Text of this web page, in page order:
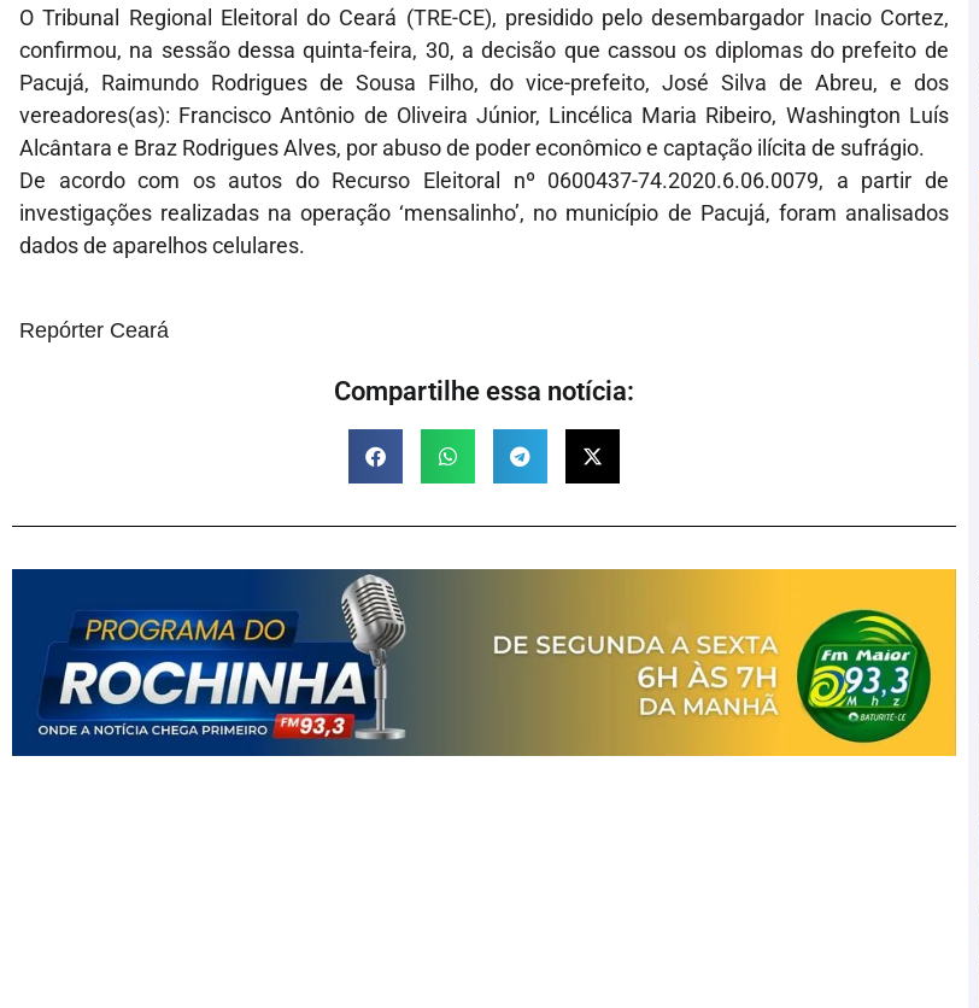
O Tribunal Regional Eleitoral do Ceará (TRE-CE), presidido pelo desembargador Inacio Cortez,
confirmou, na sessão dessa quinta-feira, 30, a decisão que cassou os diplomas do prefeito de
Pacujá, Raimundo Rodrigues de Sousa Filho, do vice-prefeito, José Silva de Abreu, e dos
vereadores(as): Francisco Antônio de Oliveira Júnior, Lincélica Maria Ribeiro, Washington Luís
Alcântara e Braz Rodrigues Alves, por abuso de poder econômico e captação ilícita de sufrágio.
De acordo com os autos do Recurso Eleitoral nº 0600437-74.2020.6.06.0079, a partir de
investigações realizadas na operação ‘mensalinho’, no município de Pacujá, foram analisados
dados de aparelhos celulares.
Repórter Ceará
Compartilhe essa notícia: